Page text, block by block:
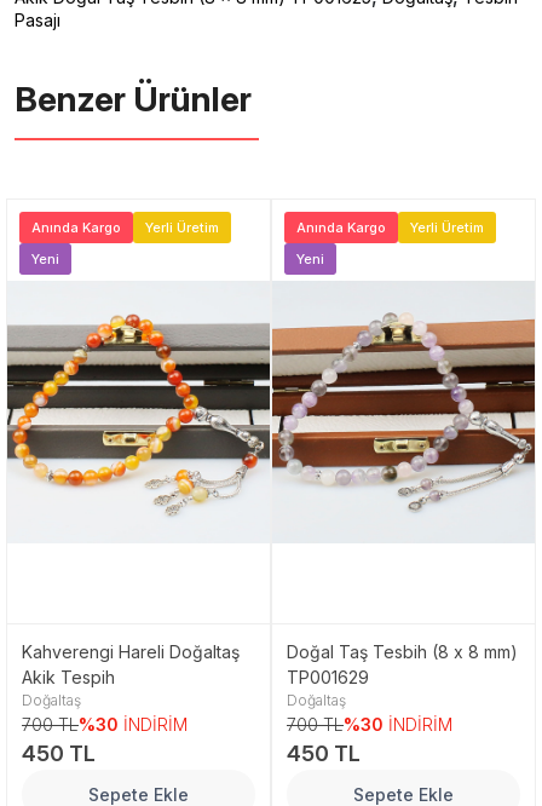
Pasajı
Benzer Ürünler ️
Anında Kargo
Yerli Üretim
Yeni
Kahverengi Hareli Doğaltaş
Akik Tespih
Doğaltaş
700 TL%30 İNDİRİM
450 TL
Sepete Ekle
Anında Kargo
Yerli Üretim
Yeni
Doğal Taş Tesbih (8 x 8 mm)
TP001629
Doğaltaş
700 TL%30 İNDİRİM
450 TL
Sepete Ekle